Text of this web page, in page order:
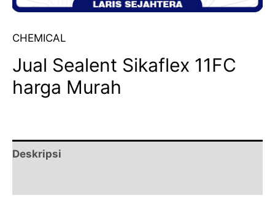
CHEMICAL
Jual Sealent Sikaflex 11FC
harga Murah
Deskripsi